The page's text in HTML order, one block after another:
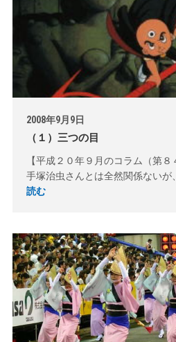
2008年9月9日
（１）三つの目
【平成２０年９月のコラム（第
手塚治虫さんとは全然関係ないが
読む